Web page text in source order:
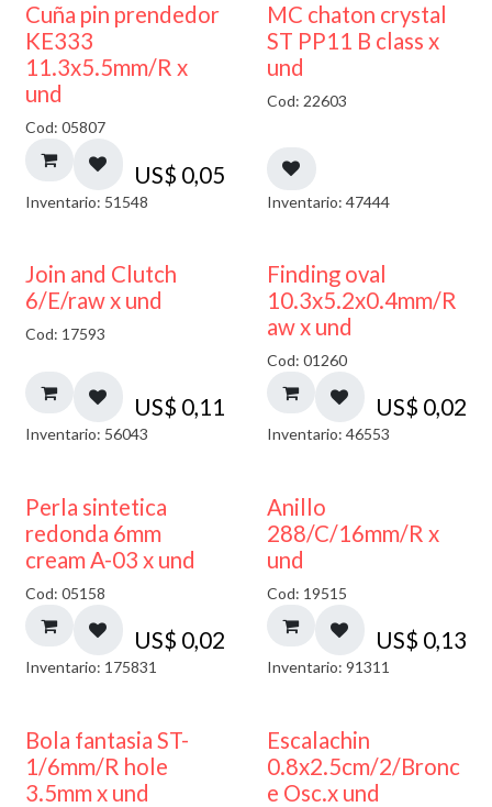
Cuña pin prendedor
KE333
11.3x5.5mm/R x
und
Cod: 05807
US$ 0,05
Inventario: 51548
MC chaton crystal
ST PP11 B class x
und
Cod: 22603
Inventario: 47444
Join and Clutch
6/E/raw x und
Cod: 17593
US$ 0,11
Inventario: 56043
Finding oval
10.3x5.2x0.4mm/R
aw x und
Cod: 01260
US$ 0,02
Inventario: 46553
Perla sintetica
redonda 6mm
cream A-03 x und
Cod: 05158
US$ 0,02
Inventario: 175831
Anillo
288/C/16mm/R x
und
Cod: 19515
US$ 0,13
Inventario: 91311
Bola fantasia ST-
1/6mm/R hole
3.5mm x und
Escalachin
0.8x2.5cm/2/Bronc
e Osc.x und